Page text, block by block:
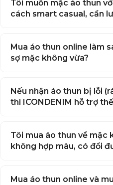
cao cấp đang bán
của phái mạnh. Các dòng
nhất bao gồm:
màu sắc để bạn lựa
trắng, xám đến nổi bật
hình ảnh xuất hiện trên
thành hoặc thêu đắp
hướng tới tinh thần
Tôi muốn mặc áo thun
cách smart casual, cần
Mua áo thun online làm
sợ mặc không vừa?
Nếu nhận áo thun bị lỗi
thì ICONDENIM hỗ trợ
Tôi mua áo thun về mặc
không hợp màu, có đổi
Mua áo thun online và